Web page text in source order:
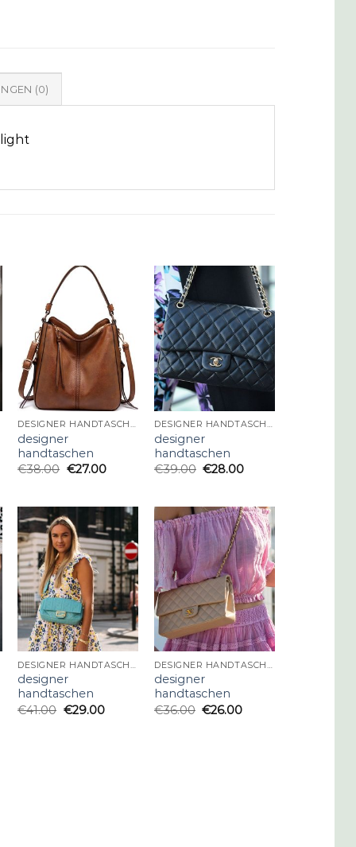
(0)
DESIGNER HANDTASCHEN
designer
handtaschen
€38.00 €27.00
DESIGNER HANDTASCHEN
designer
handtaschen
€39.00 €28.00
designer
handtaschen
€41.00 €29.00
designer
handtaschen
€36.00 €26.00